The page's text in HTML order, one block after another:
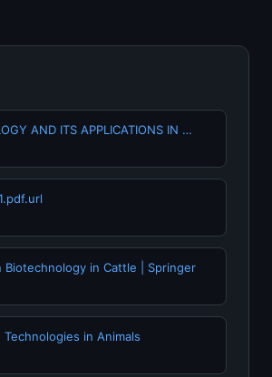
AND ITS APPLICATIONS IN …
Biotechnology in Cattle | Springer
in Animals